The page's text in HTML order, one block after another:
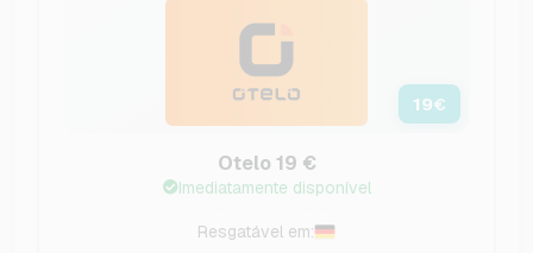
19€
Otelo 19 €
Imediatamente disponível
Resgatável em: